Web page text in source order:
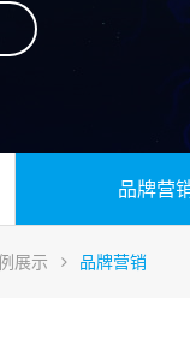
品牌营
展示 品牌营销